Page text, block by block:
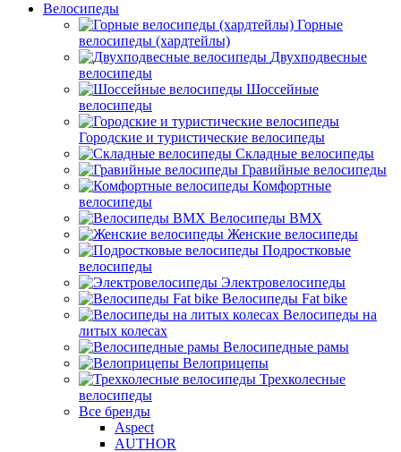
Велосипеды
Горные
велосипеды (хардтейлы)
Двухподвесные
велосипеды
Шоссейные
велосипеды
Городские и туристические велосипеды
Складные велосипеды
Гравийные велосипеды
Комфортные
велосипеды
Велосипеды BMX
Женские велосипеды
Подростковые
велосипеды
Электровелосипеды
Велосипеды Fat bike
Велосипеды на
литых колесах
Велосипедные рамы
Велоприцепы
Трехколесные
велосипеды
Все бренды
Aspect
AUTHOR